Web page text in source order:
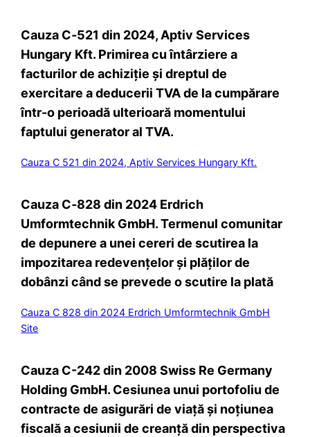
Cauza C‑521 din 2024, Aptiv Services
Hungary Kft. Primirea cu întârziere a
facturilor de achiziție și dreptul de
exercitare a deducerii TVA de la cumpărare
într-o perioadă ulterioară momentului
faptului generator al TVA.
Cauza C 521 din 2024, Aptiv Services Hungary Kft.
Cauza C‑828 din 2024 Erdrich
Umformtechnik GmbH. Termenul comunitar
de depunere a unei cereri de scutirea la
impozitarea redevențelor și plăților de
dobânzi când se prevede o scutire la plată
Cauza C 828 din 2024 Erdrich Umformtechnik GmbH
Site
Cauza C-242 din 2008 Swiss Re Germany
Holding GmbH. Cesiunea unui portofoliu de
contracte de asigurări de viață și noțiunea
fiscală a cesiunii de creanță din perspectiva